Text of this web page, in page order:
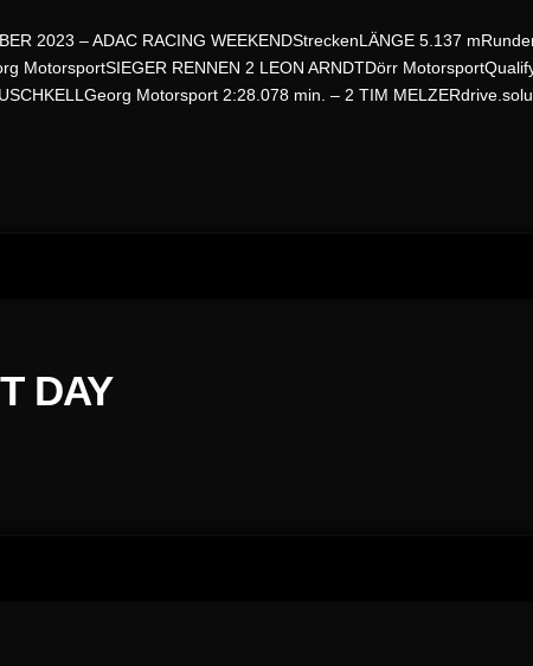
2023 – ADAC RACING WEEKENDStreckenLÄNGE 5.137
MotorsportSIEGER RENNEN 2 LEON ARNDTDörr
Motorsport 2:28.078 min. – 2 TIM
DAY